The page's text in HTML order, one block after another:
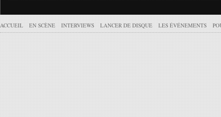
ACCUEIL EN SCÈNE INTERVIEWS LANCER DE DISQUE LES ÉVÉNEMENTS